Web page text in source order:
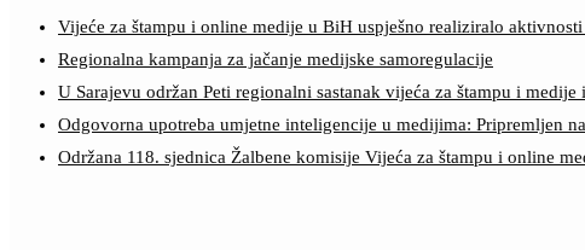
Vijeće za štampu i online medije u BiH uspješno realiziralo
Regionalna kampanja za jačanje medijske samoregulacije
U Sarajevu održan Peti regionalni sastanak vijeća za štampu i
Odgovorna upotreba umjetne inteligencije u medijima: Pripremljen
Održana 118. sjednica Žalbene komisije Vijeća za štampu i online